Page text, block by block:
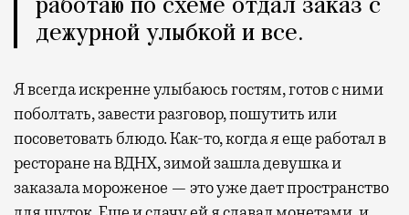
работаю по схеме отдал заказ с
дежурной улыбкой и все.
Я всегда искренне улыбаюсь гостям, готов с ними
поболтать, завести разговор, пошутить или
посоветовать блюдо. Как-то, когда я еще работал в
ресторане на ВДНХ, зимой зашла девушка и
заказала мороженое — это уже дает пространство